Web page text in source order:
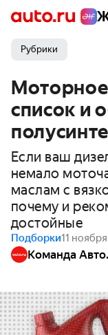
Рубрики
список и
Если ваш
немало
маслам с
почему и
достойные
Подборки11
Команда